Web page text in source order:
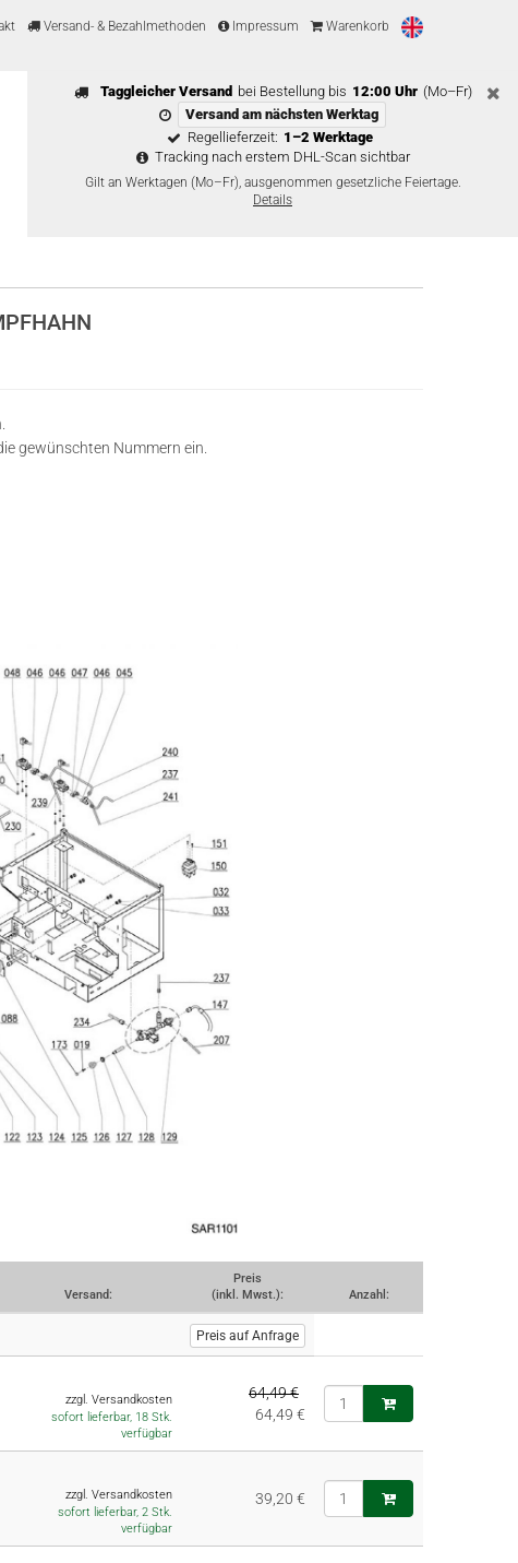
Versand- & Bezahlmethoden Impressum Warenkorb
Taggleicher Versand bei Bestellung bis 12:00 Uhr (Mo–Fr)
Versand am nächsten Werktag
Regellieferzeit: 1–2 Werktage
Tracking nach erstem DHL-Scan sichtbar
Gilt an Werktagen (Mo–Fr), ausgenommen gesetzliche Feiertage.
Details
gewünschten Nummern ein.
Versand:
Preis
(inkl. Mwst.):
Anzahl:
Preis auf Anfrage
zzgl. Versandkosten
sofort lieferbar, 18 Stk.
verfügbar
64,49 €
64,49 €
zzgl. Versandkosten
sofort lieferbar, 2 Stk.
verfügbar
39,20 €